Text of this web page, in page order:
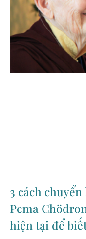
3 cách
Pema
hiện tại để